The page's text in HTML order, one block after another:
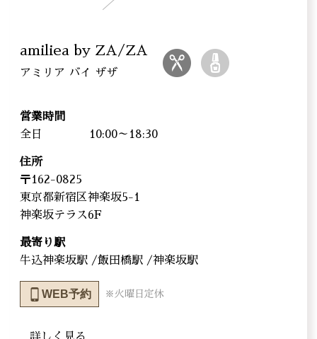
amiliea by ZA/ZA
アミリア バイ ザザ
営業時間
全日
10:00～18:30
住所
〒162-0825
東京都新宿区神楽坂5-1
神楽坂テラス6F
最寄り駅
牛込神楽坂駅 /飯田橋駅 /神楽坂駅
WEB予約 ※火曜日定休